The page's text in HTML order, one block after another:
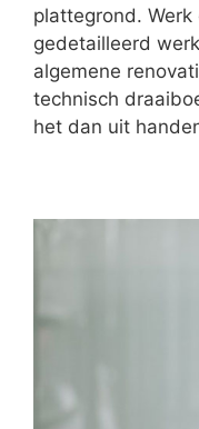
plattegrond.
gedetailleerd
algemene
technisch
het dan uit